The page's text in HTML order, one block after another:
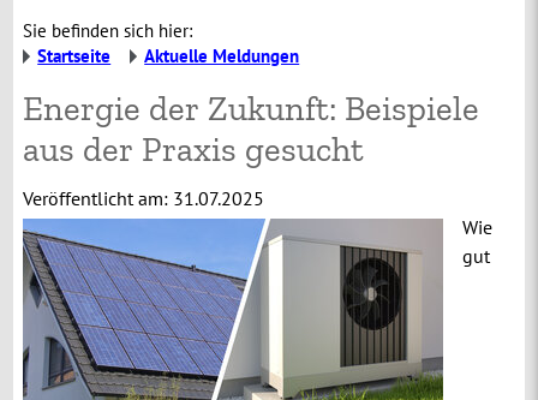
Sie befinden sich hier:
Startseite
Aktuelle Meldungen
Energie der Zukunft: Beispiele
aus der Praxis gesucht
Veröffentlicht am: 31.07.2025
Wie
gut